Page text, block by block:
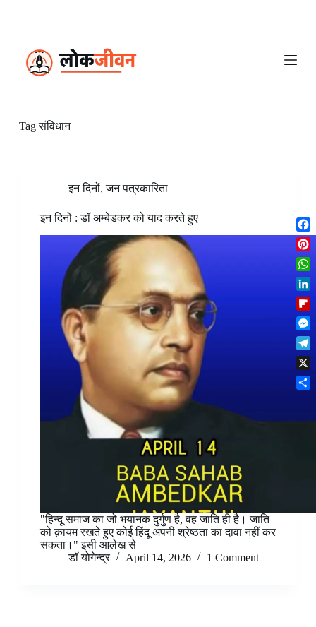
Tagसंविधान
इन दिनों,जन पत्रकारिता
इन दिनों : डॉ अम्बेडकर को याद करते हुए
"हिन्दू समाज का जो भयानक दुर्गुण है, वह जाति ही है। जाति
को क़ायम रखते हुए कोई हिंदू अपनी श्रेष्ठता का दावा नहीं कर
सकता।" इसी आलेख से
डॉ योगेन्द्र
April 14, 2026 1 Comment
F
a
c
e
b
o
o
k
P
i
n
t
e
r
e
s
t
W
h
a
t
s
A
p
p
L
i
n
k
e
d
I
F
l
i
p
b
o
M
e
s
s
e
g
T
e
l
X
a